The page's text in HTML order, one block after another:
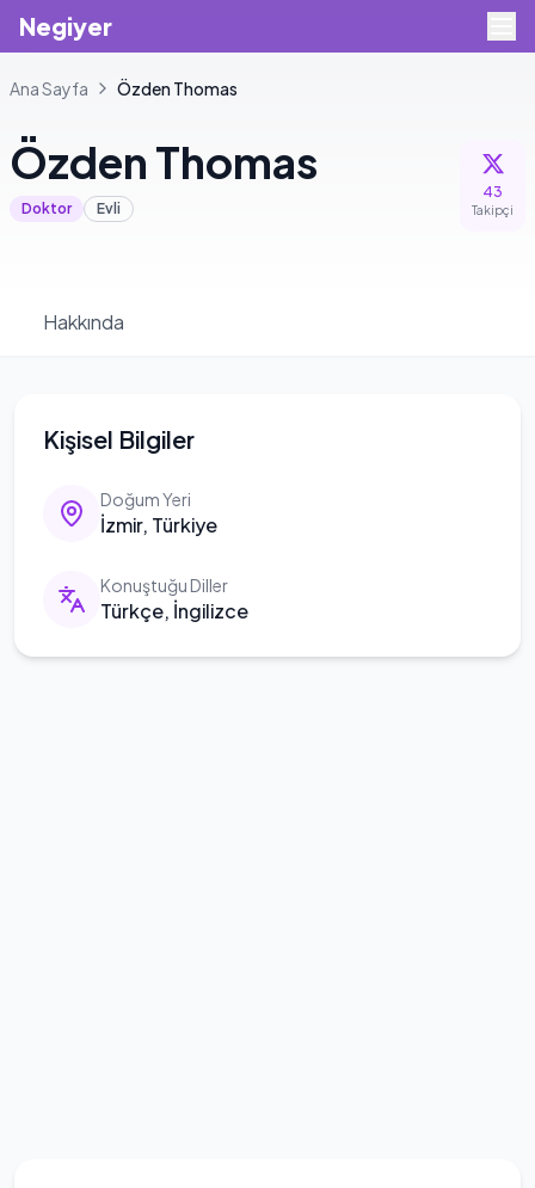
Negiyer
Ana Sayfa Özden Thomas
Özden Thomas
Doktor Evli
43
Takipçi
Hakkında
Kişisel Bilgiler
Doğum Yeri
İzmir, Türkiye
Konuştuğu Diller
Türkçe, İngilizce